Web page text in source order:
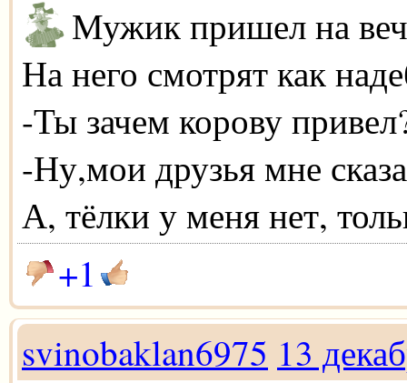
Мужик пришел на
На него смотрят как
-Ты зачем корову
-Ну,мои друзья мне
А, тёлки у меня нет,
+1
svinobaklan6975 13